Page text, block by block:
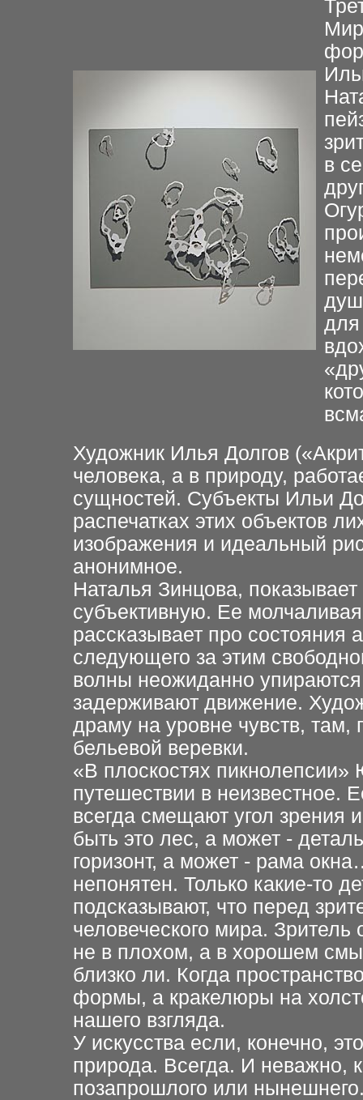
в
для
Художник Илья Долгов
человека, а в природу,
сущностей. Субъекты Ильи
распечатках этих объектов
изображения и идеальный
анонимное.
Наталья Зинцова,
субъективную. Ее
рассказывает про состояния
следующего за этим
волны неожиданно
задерживают движение.
драму на уровне чувств, там,
бельевой веревки.
«В плоскостях
путешествии в неизвестное.
всегда смещают угол
быть это лес, а может -
горизонт, а может - рама
непонятен. Только какие-то
подсказывают, что перед
человеческого мира.
не в плохом, а в хорошем
близко ли. Когда
формы, а кракелюры на
нашего взгляда.
У искусства если, конечно,
природа. Всегда. И неважно,
позапрошлого или